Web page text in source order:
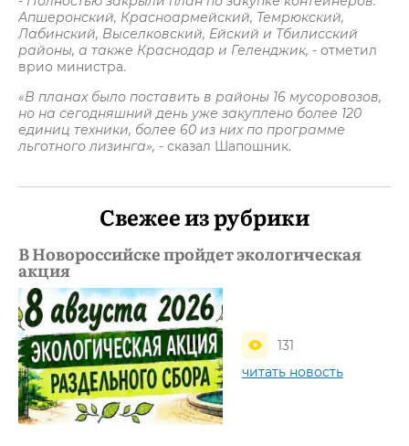
Апшеронский, Красноармейский, Темрюкский,
Лабинский, Выселковский, Ейский и Тбилисский
районы, а также Краснодар и Геленджик, - отметил
врио министра.
«В планах было поставить в районы 16 мусоровозов,
но на сегодняшний день уже закуплено более 120
единиц техники, более 60 из них по программе
льготного лизинга», - сказал Шапошник.
Свежее из рубрики
В Новороссийске пройдет экологическая
акция
131
читать новость